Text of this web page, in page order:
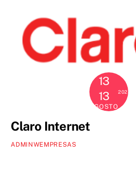
13
13
AGOSTO
2024
Claro Internet
ADMINWEMPRESAS